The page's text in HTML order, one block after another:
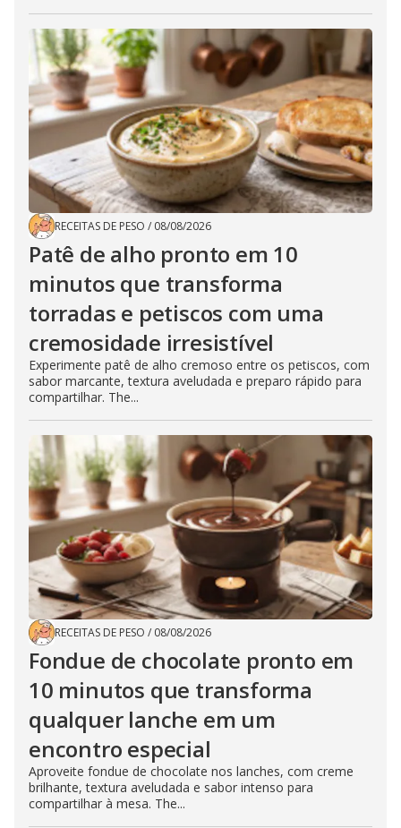
RECEITAS DE PESO / 08/08/2026
Patê de alho pronto em 10
minutos que transforma
torradas e petiscos com uma
cremosidade irresistível
Experimente patê de alho cremoso entre os petiscos, com
sabor marcante, textura aveludada e preparo rápido para
compartilhar. The...
RECEITAS DE PESO / 08/08/2026
Fondue de chocolate pronto em
10 minutos que transforma
qualquer lanche em um
encontro especial
Aproveite fondue de chocolate nos lanches, com creme
brilhante, textura aveludada e sabor intenso para
compartilhar à mesa. The...